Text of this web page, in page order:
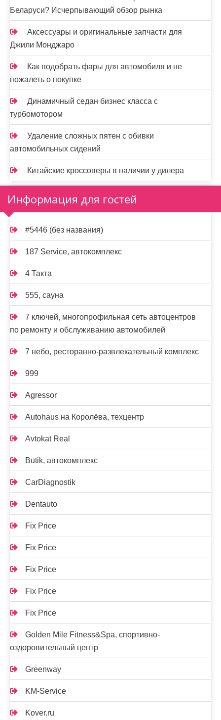
Беларуси? Исчерпывающий обзор рынка
Аксессуары и оригинальные запчасти для
Джили Монджаро
Как подобрать фары для автомобиля и не
пожалеть о покупке
Динамичный седан бизнес класса с
турбомотором
Удаление сложных пятен с обивки
автомобильных сидений
Китайские кроссоверы в наличии у дилера
Информация для гостей
#5446 (без названия)
187 Service, автокомплекс
4 Такта
555, сауна
7 ключей, многопрофильная сеть автоцентров
по ремонту и обслуживанию автомобилей
7 небо, ресторанно-развлекательный комплекс
999
Agressor
Autohaus на Королёва, техцентр
Avtokat Real
Butik, автокомплекс
CarDiagnostik
Dentauto
Fix Price
Fix Price
Fix Price
Fix Price
Fix Price
Golden Mile Fitness&Spa, спортивно-
оздоровительный центр
Greenway
KM-Service
Kover.ru